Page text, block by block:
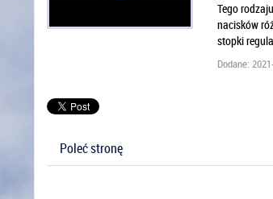
Tego
nacisków
stopki
Dodane:
Poleć stronę